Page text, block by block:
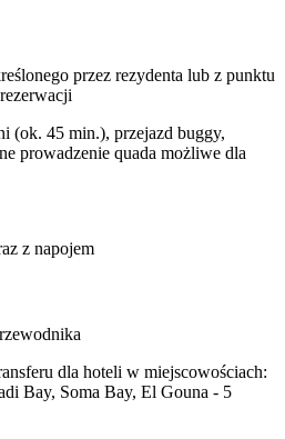
przez rezydenta lub z punktu
(ok. 45 min.), przejazd buggy,
prowadzenie quada możliwe dla
z napojem
dla hoteli w miejscowościach:
Bay, Soma Bay, El Gouna - 5